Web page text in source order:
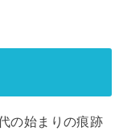
の始まりの痕跡